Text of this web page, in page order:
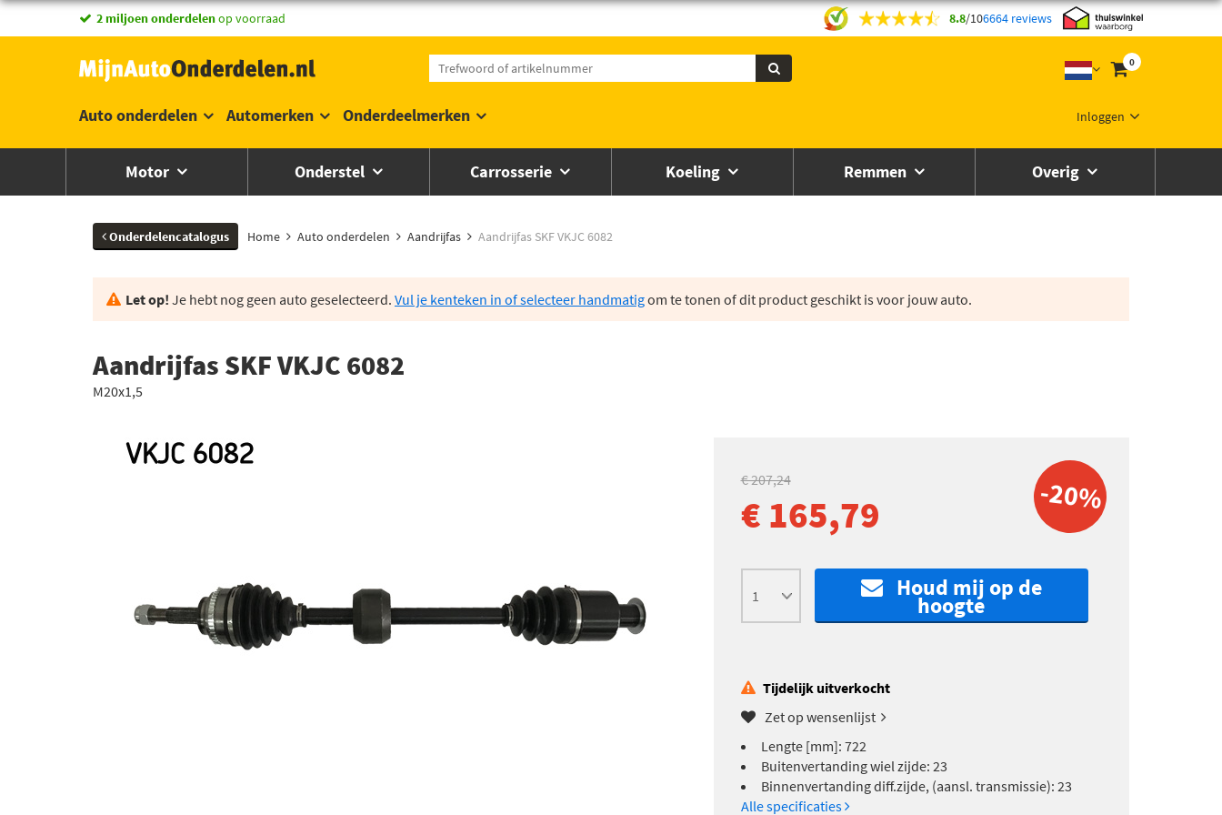
vandaag besteld,morgen in huis *
2 miljoen onderdelenop voorraad 8.8/106664 reviews
0
Inloggen
Auto onderdelen Automerken Onderdeelmerken
Motor Onderstel Carrosserie Koeling Remmen Overig
Onderdelencatalogus Home Auto onderdelen Aandrijfas Aandrijfas SKF VKJC 6082
Let op! Je hebt nog geen auto geselecteerd. Vul je kenteken in of selecteer handmatigom te tonen of dit product geschikt is voor jouw auto.
Aandrijfas SKF VKJC 6082
M20x1,5
-20%
€ 207,24
€ 165,79
Houd mij op de
hoogte
Tijdelijk uitverkocht
Zet op wensenlijst
Lengte [mm]: 722
Buitenvertanding wiel zijde: 23
Binnenvertanding diff.zijde, (aansl. transmissie): 23
Alle specificaties